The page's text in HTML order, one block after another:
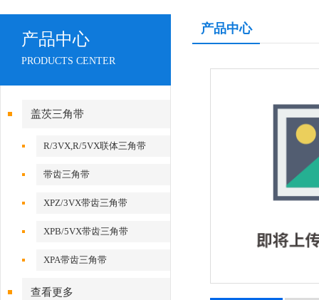
产品中心
PRODUCTS CENTER
盖茨三角带
R/3VX,R/5VX联体三角带
带齿三角带
XPZ/3VX带齿三角带
XPB/5VX带齿三角带
XPA带齿三角带
查看更多
产品中心